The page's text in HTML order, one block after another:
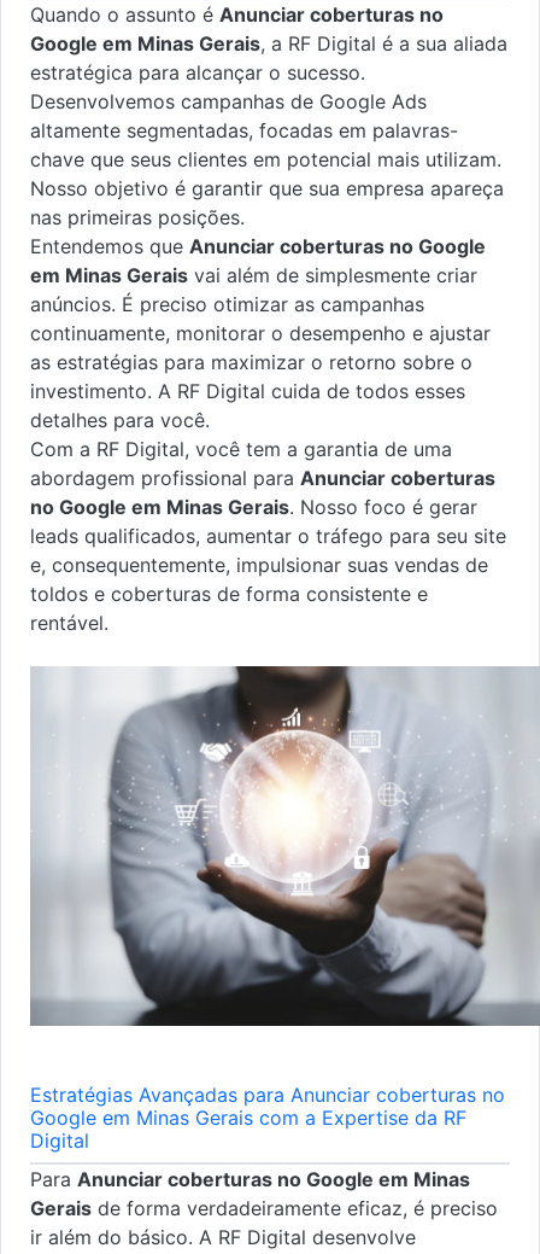
Quando o assunto é Anunciar coberturas no
Google em Minas Gerais, a RF Digital é a sua aliada
estratégica para alcançar o sucesso.
Desenvolvemos campanhas de Google Ads
altamente segmentadas, focadas em palavras-
chave que seus clientes em potencial mais utilizam.
Nosso objetivo é garantir que sua empresa apareça
nas primeiras posições.
Entendemos que Anunciar coberturas no Google
em Minas Gerais vai além de simplesmente criar
anúncios. É preciso otimizar as campanhas
continuamente, monitorar o desempenho e ajustar
as estratégias para maximizar o retorno sobre o
investimento. A RF Digital cuida de todos esses
detalhes para você.
Com a RF Digital, você tem a garantia de uma
abordagem profissional para Anunciar coberturas
no Google em Minas Gerais. Nosso foco é gerar
leads qualificados, aumentar o tráfego para seu site
e, consequentemente, impulsionar suas vendas de
toldos e coberturas de forma consistente e
rentável.
Estratégias Avançadas para Anunciar coberturas no
Google em Minas Gerais com a Expertise da RF
Digital
Para Anunciar coberturas no Google em Minas
Gerais de forma verdadeiramente eficaz, é preciso
ir além do básico. A RF Digital desenvolve